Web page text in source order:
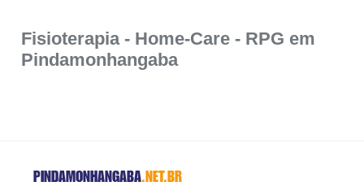
Fisioterapia - Home-Care - RPG em
Pindamonhangaba
PINDAMONHANGABA.NET.BR